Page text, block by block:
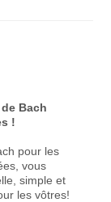
Bach
!
pour les
vous
simple et
les vôtres!